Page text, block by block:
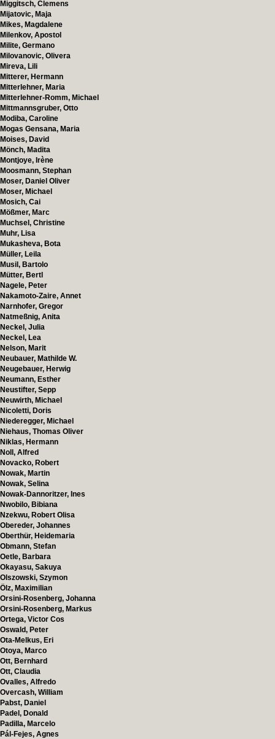
Miggitsch, Clemens
Mijatovic, Maja
Mikes, Magdalene
Milenkov, Apostol
Milite, Germano
Milovanovic, Olivera
Mireva, Lili
Mitterer, Hermann
Mitterlehner, Maria
Mitterlehner-Romm, Michael
Mittmannsgruber, Otto
Modiba, Caroline
Mogas Gensana, Maria
Moises, David
Mönch, Madita
Montjoye, Irène
Moosmann, Stephan
Moser, Daniel Oliver
Moser, Michael
Mosich, Cai
Mößmer, Marc
Muchsel, Christine
Muhr, Lisa
Mukasheva, Bota
Müller, Leila
Musil, Bartolo
Mütter, Bertl
Nagele, Peter
Nakamoto-Zaire, Annet
Narnhofer, Gregor
Natmeßnig, Anita
Neckel, Julia
Neckel, Lea
Nelson, Marit
Neubauer, Mathilde W.
Neugebauer, Herwig
Neumann, Esther
Neustifter, Sepp
Neuwirth, Michael
Nicoletti, Doris
Niederegger, Michael
Niehaus, Thomas Oliver
Niklas, Hermann
Noll, Alfred
Novacko, Robert
Nowak, Martin
Nowak, Selina
Nowak-Dannoritzer, Ines
Nwobilo, Bibiana
Nzekwu, Robert Olisa
Obereder, Johannes
Oberthür, Heidemaria
Obmann, Stefan
Oetle, Barbara
Okayasu, Sakuya
Olszowski, Szymon
Ölz, Maximilian
Orsini-Rosenberg, Johanna
Orsini-Rosenberg, Markus
Ortega, Victor Cos
Oswald, Peter
Ota-Melkus, Eri
Otoya, Marco
Ott, Bernhard
Ott, Claudia
Ovalles, Alfredo
Overcash, William
Pabst, Daniel
Padel, Donald
Padilla, Marcelo
Pál-Fejes, Agnes